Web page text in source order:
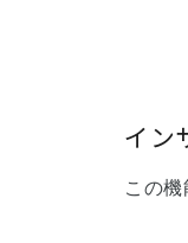
イン
この